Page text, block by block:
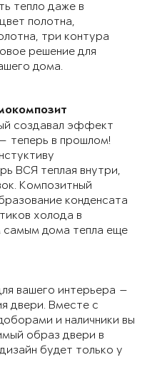
тепло даже в
полотна,
три контура
решение для
дома.
создавал эффект
теперь в прошлом!
ВСЯ теплая внутри,
Композитный
конденсата
холода в
самым дома тепла еще
вашего интерьера —
двери. Вместе с
и наличники вы
образ двери в
будет только у